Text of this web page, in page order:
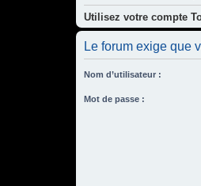
Utilisez votre compte
Le forum exige que
Nom d’utilisateur :
Mot de passe :